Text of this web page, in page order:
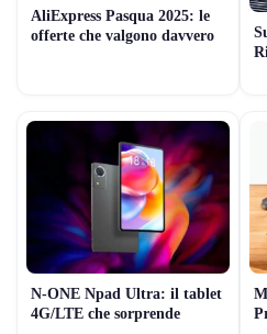
AliExpress Pasqua 2025: le
offerte che valgono davvero
N-ONE Npad Ultra: il tablet
4G/LTE che sorprende